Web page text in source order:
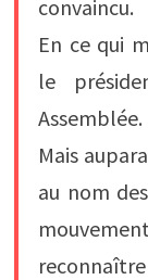
convaincu.
En ce qui
le
Assemblée.
Mais
au nom